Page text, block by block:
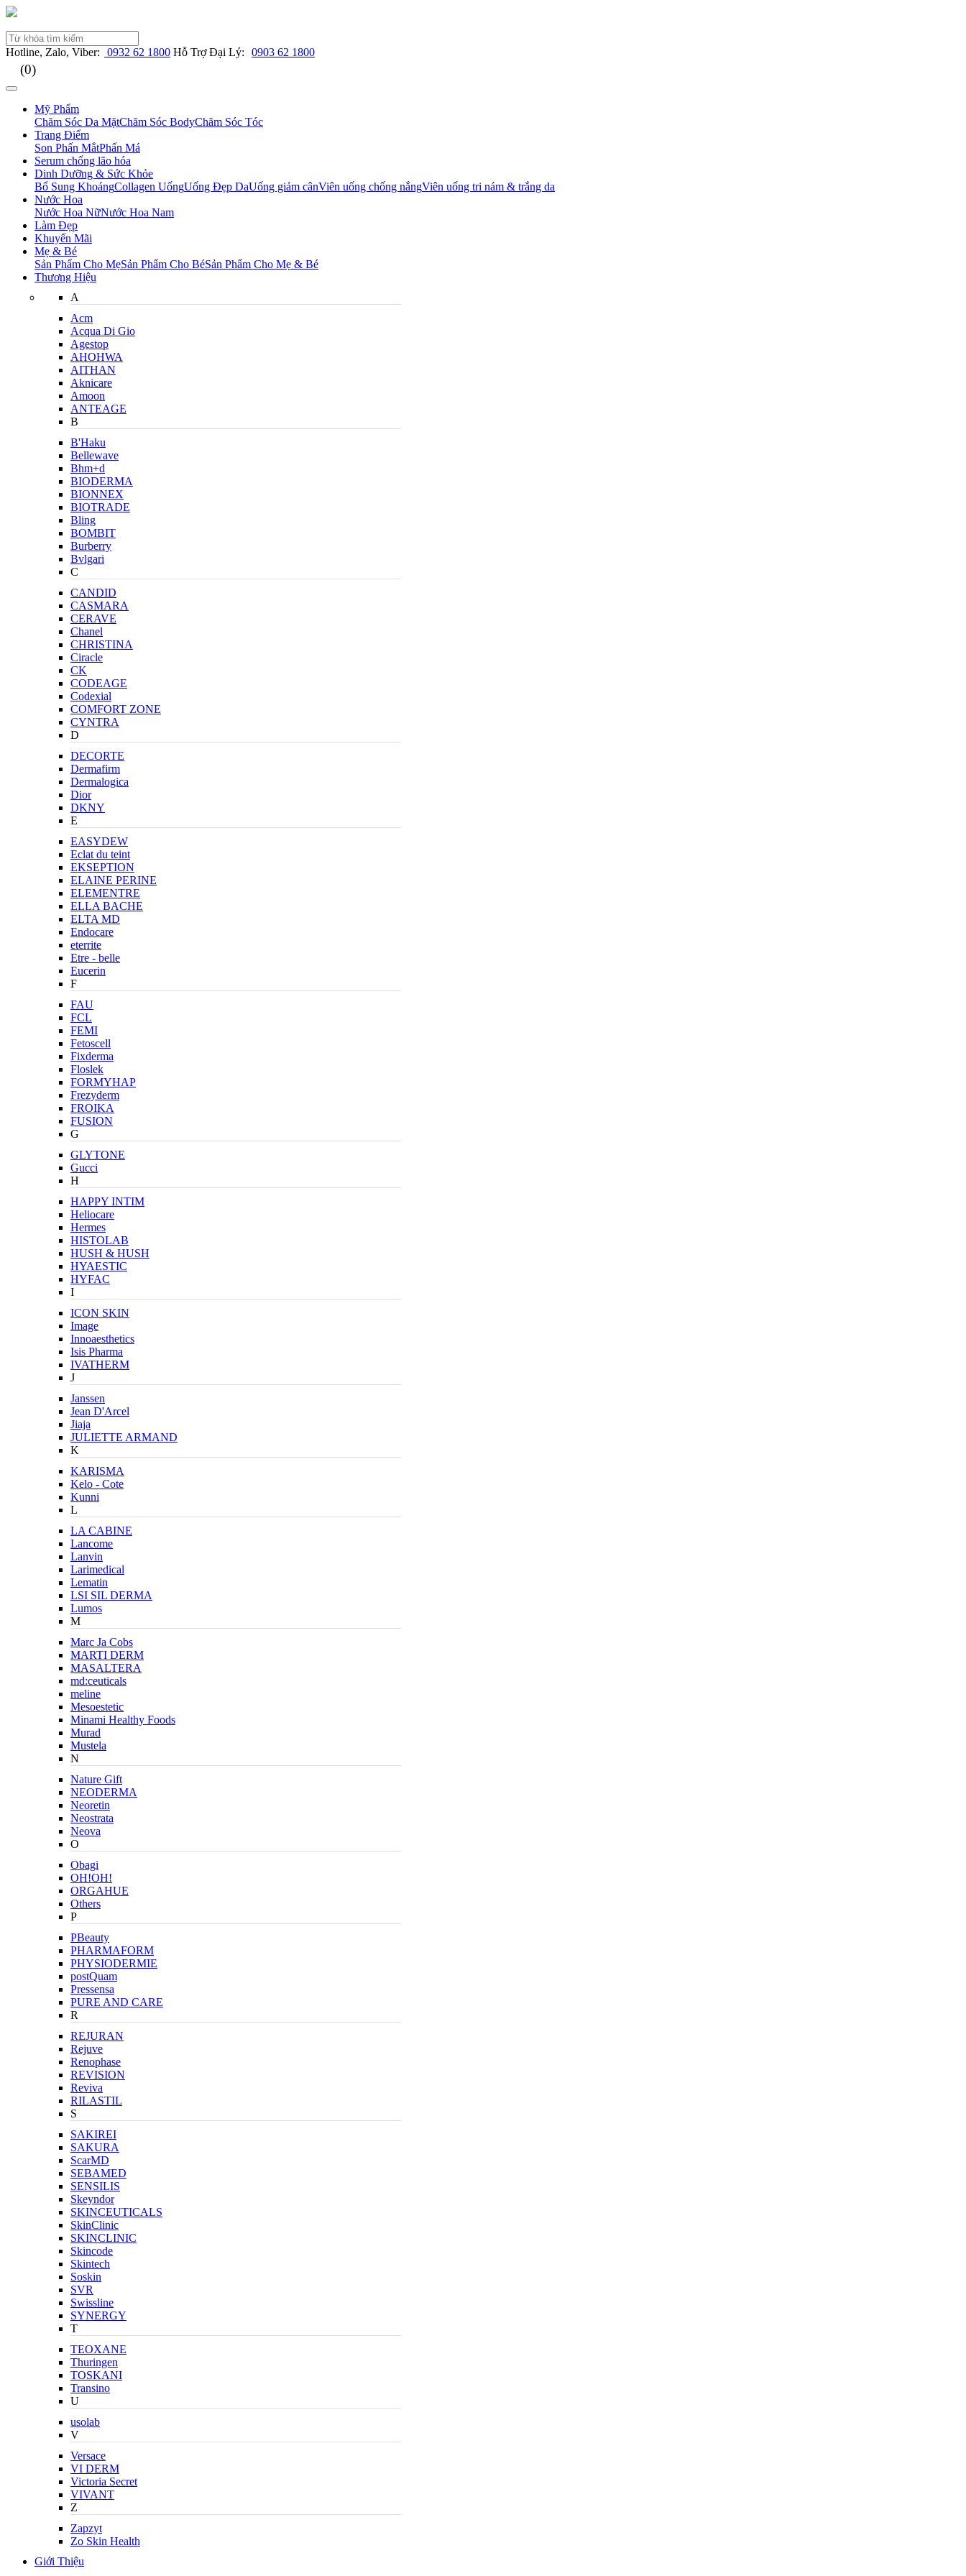
Hotline, Zalo, Viber: 0932 62 1800 Hỗ Trợ Đại Lý: 0903 62 1800
(0)
Mỹ Phẩm
Chăm Sóc Da MặtChăm Sóc BodyChăm Sóc Tóc
Trang Điểm
Son Phấn MắtPhấn Má
Serum chống lão hóa
Dinh Dưỡng & Sức Khỏe
Bổ Sung KhoángCollagen UốngUống Đẹp DaUống giảm cânViên uống chống nắngViên uống tri nám & trắng da
Nước Hoa
Nước Hoa NữNước Hoa Nam
Làm Đẹp
Khuyến Mãi
Mẹ & Bé
Sản Phẩm Cho MẹSản Phẩm Cho BéSản Phẩm Cho Mẹ & Bé
Thương Hiệu
A
Acm
Acqua Di Gio
Agestop
AHOHWA
AITHAN
Aknicare
Amoon
ANTEAGE
B
B'Haku
Bellewave
Bhm+d
BIODERMA
BIONNEX
BIOTRADE
Bling
BOMBIT
Burberry
Bvlgari
C
CANDID
CASMARA
CERAVE
Chanel
CHRISTINA
Ciracle
CK
CODEAGE
Codexial
COMFORT ZONE
CYNTRA
D
DECORTE
Dermafirm
Dermalogica
Dior
DKNY
E
EASYDEW
Eclat du teint
EKSEPTION
ELAINE PERINE
ELEMENTRE
ELLA BACHE
ELTA MD
Endocare
eterrite
Etre - belle
Eucerin
F
FAU
FCL
FEMI
Fetoscell
Fixderma
Floslek
FORMYHAP
Frezyderm
FROIKA
FUSION
G
GLYTONE
Gucci
H
HAPPY INTIM
Heliocare
Hermes
HISTOLAB
HUSH & HUSH
HYAESTIC
HYFAC
I
ICON SKIN
Image
Innoaesthetics
Isis Pharma
IVATHERM
J
Janssen
Jean D'Arcel
Jiaja
JULIETTE ARMAND
K
KARISMA
Kelo - Cote
Kunni
L
LA CABINE
Lancome
Lanvin
Larimedical
Lematin
LSI SIL DERMA
Lumos
M
Marc Ja Cobs
MARTI DERM
MASALTERA
md:ceuticals
meline
Mesoestetic
Minami Healthy Foods
Murad
Mustela
N
Nature Gift
NEODERMA
Neoretin
Neostrata
Neova
O
Obagi
OH!OH!
ORGAHUE
Others
P
PBeauty
PHARMAFORM
PHYSIODERMIE
postQuam
Pressensa
PURE AND CARE
R
REJURAN
Rejuve
Renophase
REVISION
Reviva
RILASTIL
S
SAKIREI
SAKURA
ScarMD
SEBAMED
SENSILIS
Skeyndor
SKINCEUTICALS
SkinClinic
SKINCLINIC
Skincode
Skintech
Soskin
SVR
Swissline
SYNERGY
T
TEOXANE
Thuringen
TOSKANI
Transino
U
usolab
V
Versace
VI DERM
Victoria Secret
VIVANT
Z
Zapzyt
Zo Skin Health
Giới Thiệu